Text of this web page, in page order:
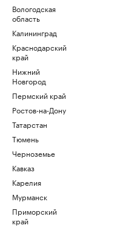
Вологодская
область
Калининград
Краснодарский
край
Нижний
Новгород
Пермский край
Ростов-на-Дону
Татарстан
Тюмень
Черноземье
Кавказ
Карелия
Мурманск
Приморский
край